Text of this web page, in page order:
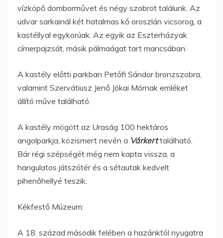
vízköpő domborművet és négy szobrot találunk. Az
udvar sarkainál két hatalmas kő oroszlán vicsorog, a
kastéllyal egykorúak. Az egyik az Eszterházyak
címerpajzsát, másik pálmaágat tart mancsában.
A kastély előtti parkban Petőfi Sándor bronzszobra,
valamint Szervátiusz Jenő Jókai Mórnak emléket
állító műve található.
A kastély mögött az Uraság 100 hektáros
angolparkja, közismert nevén a Várkerttalálható.
Bár régi szépségét még nem kapta vissza, a
hangulatos játszótér és a sétautak kedvelt
pihenőhellyé teszik.
Kékfestő Múzeum:
A 18. század második felében a hazánktól nyugatra